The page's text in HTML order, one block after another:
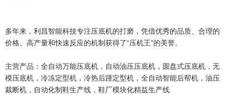
多年来，利昌智能科技专注压底机的打磨，凭借优秀的品质、合理的
价格、高产量和快速反应的机制获得了“压机王”的美誉。
主营产品：全自动万能压底机，自动油压压底机，圆盘式压底机，无
模压底机，冷冻定型机，冷热后踵定型机，全自动智能后帮机，油压
裁断机，自动化制鞋生产线，鞋厂模块化精益生产线